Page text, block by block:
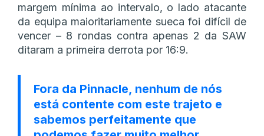
margem mínima ao intervalo, o lado atacante
da equipa maioritariamente sueca foi difícil de
vencer – 8 rondas contra apenas 2 da SAW
ditaram a primeira derrota por 16:9.
Fora da Pinnacle, nenhum de nós
está contente com este trajeto e
sabemos perfeitamente que